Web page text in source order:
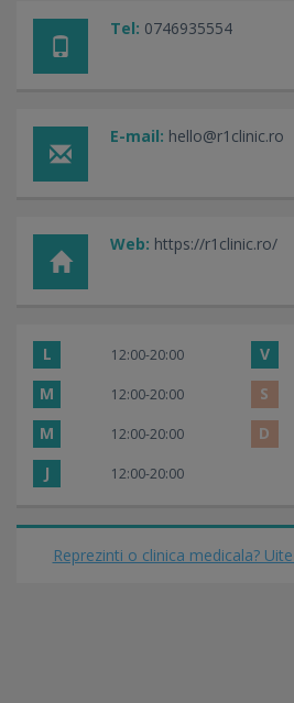
Tel: 0746935554
E-mail: hello@r1clinic.ro
Web: https://r1clinic.ro/
L 12:00-20:00 V
M 12:00-20:00 S
M 12:00-20:00 D
J 12:00-20:00
Reprezinti o clinica medicala?